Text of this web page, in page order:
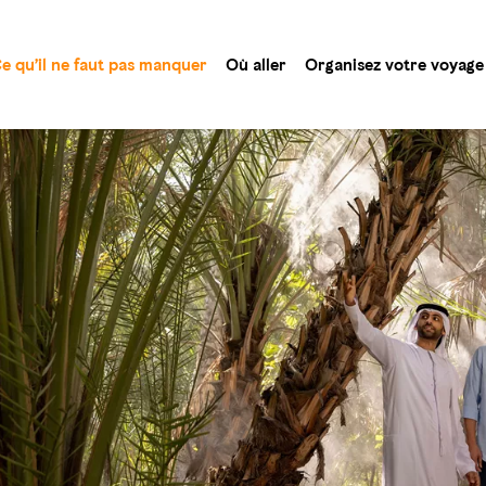
qu’il ne faut pas manquer Où aller Organisez votre voyage